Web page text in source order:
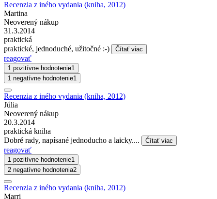
Recenzia z iného vydania (kniha, 2012)
Martina
Neoverený nákup
31.3.2014
praktická
praktické, jednoduché, užitočné :-)
Čítať viac
reagovať
1 pozitívne hodnotenie1
1 negatívne hodnotenie1
Recenzia z iného vydania (kniha, 2012)
Júlia
Neoverený nákup
20.3.2014
praktická kniha
Dobré rady, napísané jednoducho a laicky....
Čítať viac
reagovať
1 pozitívne hodnotenie1
2 negatívne hodnotenia2
Recenzia z iného vydania (kniha, 2012)
Marri